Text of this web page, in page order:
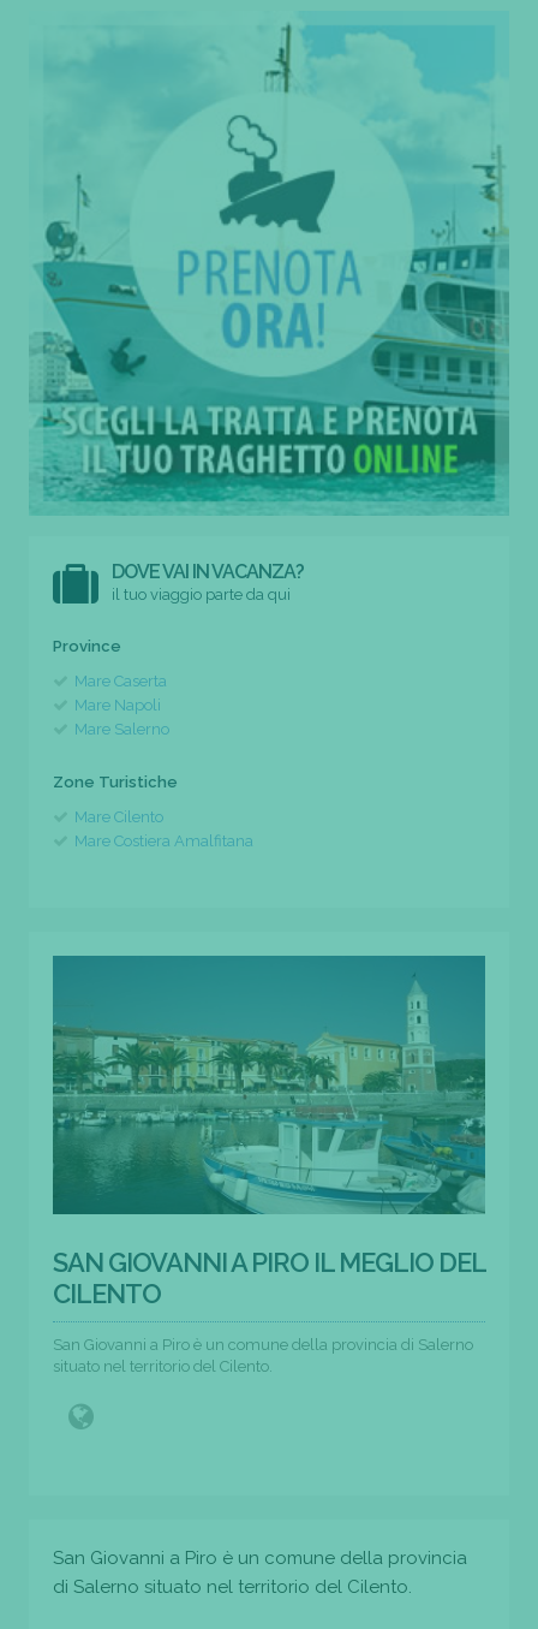
DOVE VAI IN VACANZA?
il tuo viaggio parte da qui
Province
Mare Caserta
Mare Napoli
Mare Salerno
Zone Turistiche
Mare Cilento
Mare Costiera Amalfitana
SAN GIOVANNI A PIRO IL MEGLIO DEL
CILENTO
San Giovanni a Piro è un comune della provincia di Salerno
situato nel territorio del Cilento.
San Giovanni a Piro è un comune della provincia
di Salerno situato nel territorio del Cilento.